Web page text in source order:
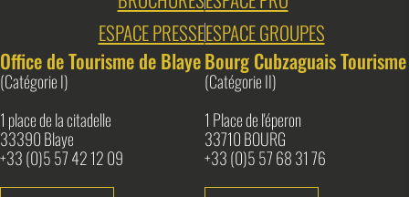
ESPACE PRESSEESPACE GROUPES
Office de Tourisme de Blaye
(Catégorie I)
1 place de la citadelle
33390 Blaye
+33 (0)5 57 42 12 09
Bourg Cubzaguais Tourisme
(Catégorie II)
1 Place de l'éperon
33710 BOURG
+33 (0)5 57 68 31 76